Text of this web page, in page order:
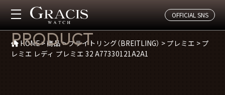
OFFICIAL SNS
商品紹介
PRODUCT
HOME>商品>ブライトリング（BREITLING） > プレミエ > プ
レミエ レディ プレミエ 32 A77330121A2A1